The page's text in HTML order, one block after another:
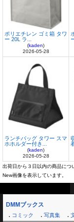
ポリエチレン ゴミ箱 タワ
ー 20L ラ...
(kaden)
2026-05-28
ランチバッグ タワー スマ
ホホルダー付き...
(kaden)
2026-05-28
出荷日から３日以内の商品につ
New画像を表示しています。
DMMブックス
コミック 写真集